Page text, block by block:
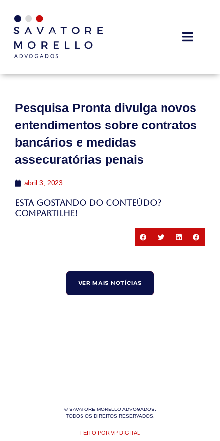
Pesquisa Pronta divulga novos
entendimentos sobre contratos
bancários e medidas
assecuratórias penais
abril 3, 2023
Esta gostando do conteúdo?
Compartilhe!
VER MAIS NOTÍCIAS
© SAVATORE MORELLO ADVOGADOS.
TODOS OS DIREITOS RESERVADOS.
FEITO POR VP DIGITAL